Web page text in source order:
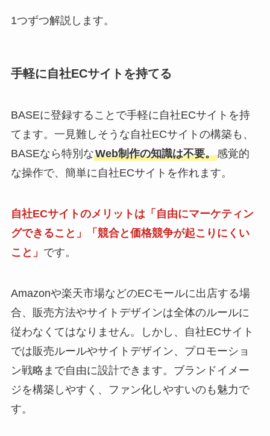
1つずつ解説します。
手軽に自社ECサイトを持てる
BASEに登録することで手軽に自社ECサイトを持
てます。一見難しそうな自社ECサイトの構築も、
BASEなら特別なWeb制作の知識は不要。感覚的
な操作で、簡単に自社ECサイトを作れます。
自社ECサイトのメリットは「自由にマーケティン
グできること」「競合と価格競争が起こりにくい
こと」 です。
Amazonや楽天市場などのECモールに出店する場
合、販売方法やサイトデザインは全体のルールに
従わなくてはなりません。しかし、自社ECサイト
では販売ルールやサイトデザイン、プロモーショ
ン戦略まで自由に設計できます。ブランドイメー
ジを構築しやすく、ファン化しやすいのも魅力で
す。